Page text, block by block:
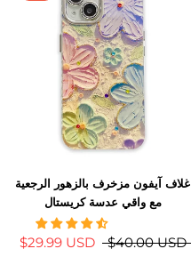
غلاف آيفون مزخرف بالزهور الرجعية
مع واقي عدسة كريستال
$29.99 USD $40.00 USD